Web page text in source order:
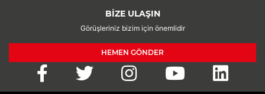
BİZE ULAŞIN
Görüşleriniz bizim için önemlidir
HEMEN GÖNDER